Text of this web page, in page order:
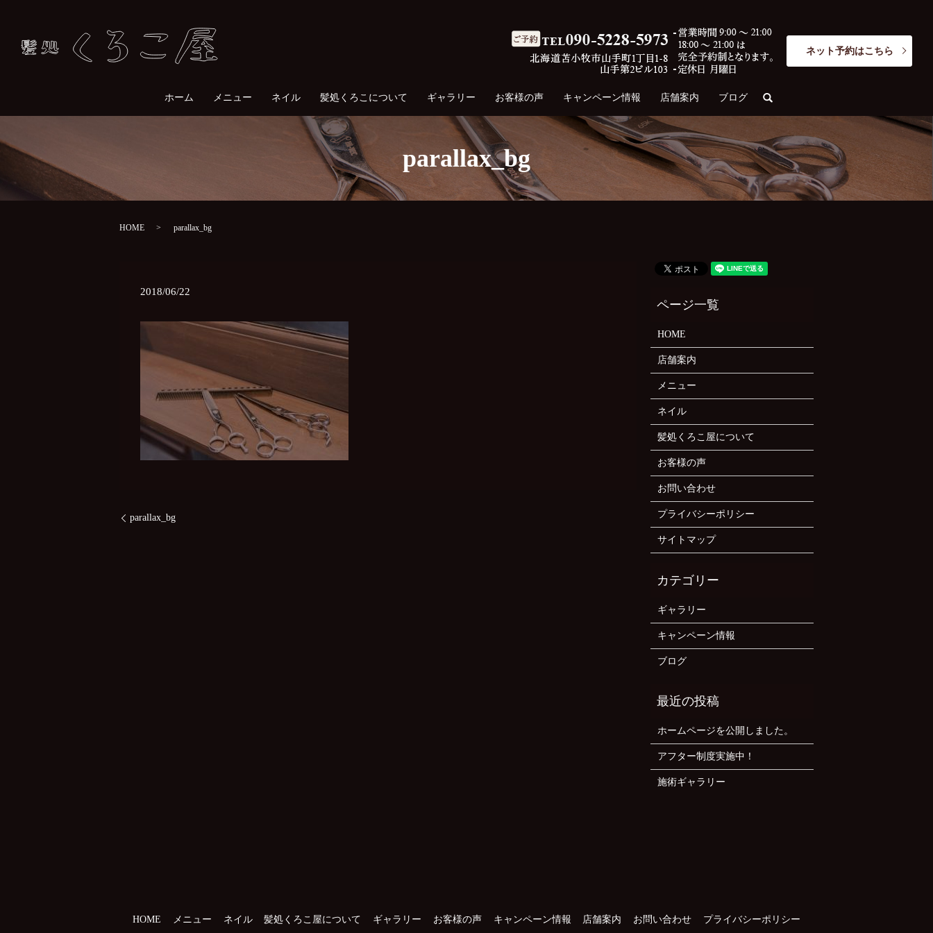
ホーム メニュー ネイル 髪処くろこについて ギャラリー お客様の声 キャンペーン情報 店舗案内 ブログ search
ネット予約はこちら
parallax_bg
HOME parallax_bg
2018/06/22
parallax_bg
HOME
店舗案内
メニュー
ネイル
髪処くろこ屋について
お客様の声
お問い合わせ
プライバシーポリシー
サイトマップ
ギャラリー
キャンペーン情報
ブログ
ホームページを公開しました。
アフター制度実施中！
施術ギャラリー
HOME メニュー ネイル 髪処くろこ屋について ギャラリー お客様の声 キャンペーン情報 店舗案内 お問い合わせ プライバシーポリシー